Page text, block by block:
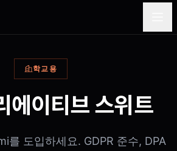
학교용
에이티브 스위트
를 도입하세요. GDPR 준수, DPA